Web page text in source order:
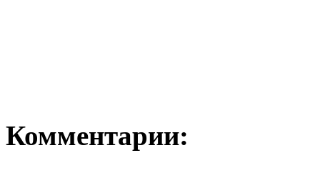
Комментарии: